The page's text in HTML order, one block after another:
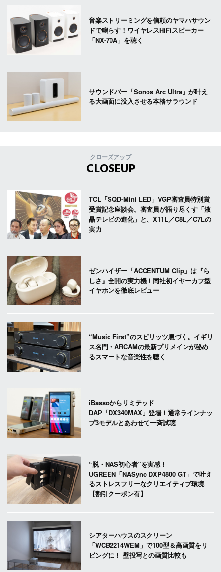
音楽ストリーミングを信頼のヤマハサウン
ドで鳴らす！ワイヤレスHiFiスピーカー
「NX-70A」を聴く
サウンドバー「Sonos Arc Ultra」が叶え
る大画面に没入させる本格サラウンド
クローズアップ
CLOSEUP
TCL「SQD-Mini LED」VGP審査員特別賞
受賞記念座談会。審査員が語り尽くす「液
晶テレビの進化」と、X11L／C8L／C7Lの
実力
ゼンハイザー「ACCENTUM Clip」は『ら
しさ』全開の実力機！同社初イヤーカフ型
イヤホンを徹底レビュー
“Music First”のスピリッツ息づく。イギリ
ス名門・ARCAMの最新プリメインが秘め
るスマートな音楽性を聴く
iBassoからリミテッド
DAP「DX340MAX」登場！通常ラインナッ
プ3モデルとあわせて一斉試聴
“脱・NAS初心者”を実感！
UGREEN「NASync DXP4800 GT」で叶え
るストレスフリーなクリエイティブ環境
【割引クーポン有】
シアターハウスのスクリーン
「WCB2214WEM」で100型＆高画質をリ
ビングに！ 壁投写との画質比較も